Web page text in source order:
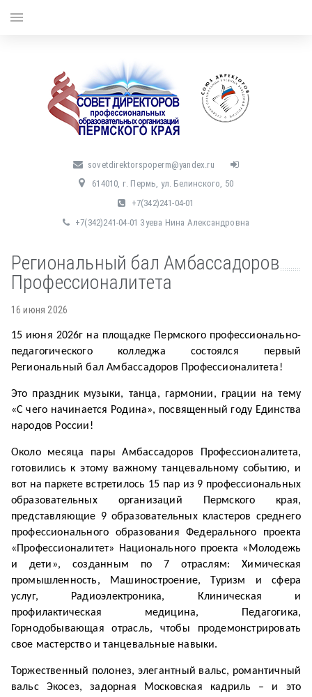
sovetdirektorspoperm@yandex.ru
614010, г. Пермь, ул. Белинского, 50
+7(342)241-04-01
+7(342)241-04-01 Зуева Нина Александровна
Региональный бал Амбассадоров
Профессионалитета
16 июня 2026
15 июня 2026г на площадке Пермского профессионально-
педагогического колледжа состоялся первый
Региональный бал Амбассадоров Профессионалитета!
Это праздник музыки, танца, гармонии, грации на тему
«С чего начинается Родина», посвященный году Единства
народов России!
Около месяца пары Амбассадоров Профессионалитета,
готовились к этому важному танцевальному событию, и
вот на паркете встретилось 15 пар из 9 профессиональных
образовательных организаций Пермского края,
представляющие 9 образовательных кластеров среднего
профессионального образования Федерального проекта
«Профессионалитет» Национального проекта «Молодежь
и дети», созданным по 7 отраслям: Химическая
промышленность, Машиностроение, Туризм и сфера
услуг, Радиоэлектроника, Клиническая и
профилактическая медицина, Педагогика,
Горнодобывающая отрасль, чтобы продемонстрировать
свое мастерство и танцевальные навыки.
Торжественный полонез, элегантный вальс, романтичный
вальс Экосез, задорная Московская кадриль – и это
menu